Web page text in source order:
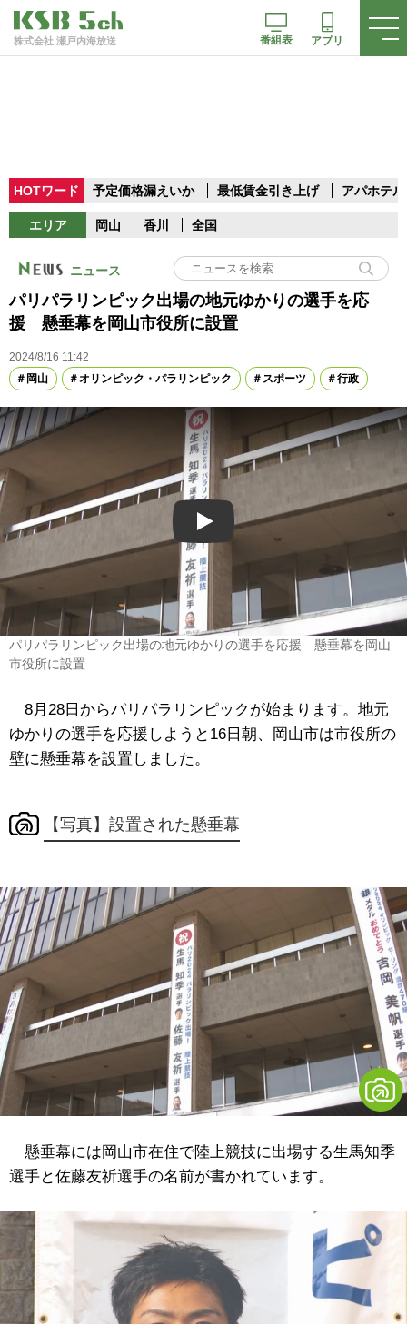
株式会社 瀬戸内海放送 番組表 アプリ
HOTワード 予定価格漏えいか 最低賃金引き上げ アパホテル
エリア 岡山 香川 全国
ニュース
パリパラリンピック出場の地元ゆかりの選手を応
援 懸垂幕を岡山市役所に設置
2024/8/16 11:42
岡山
オリンピック・パラリンピック スポーツ 行政
Play
パリパラリンピック出場の地元ゆかりの選手を応援 懸垂幕を岡山
市役所に設置
8月28日からパリパラリンピックが始まります。地元
ゆかりの選手を応援しようと16日朝、岡山市は市役所の
壁に懸垂幕を設置しました。
【写真】設置された懸垂幕
懸垂幕には岡山市在住で陸上競技に出場する生馬知季
選手と佐藤友祈選手の名前が書かれています。